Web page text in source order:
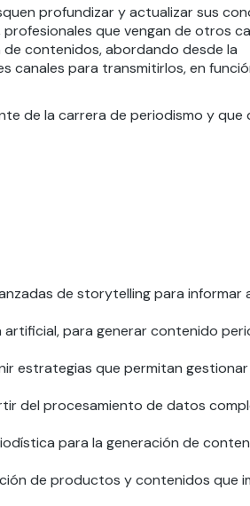
profundizary actualizarsus
que vengan de otros
de contenidos, abordando desde la
canales para transmitirlos, en
de la carrera de periodismo y que
de storytelling para informar
para generar contenido
estrategias que permitan
del procesamiento de datos
para la generación de
de productos y contenidos que